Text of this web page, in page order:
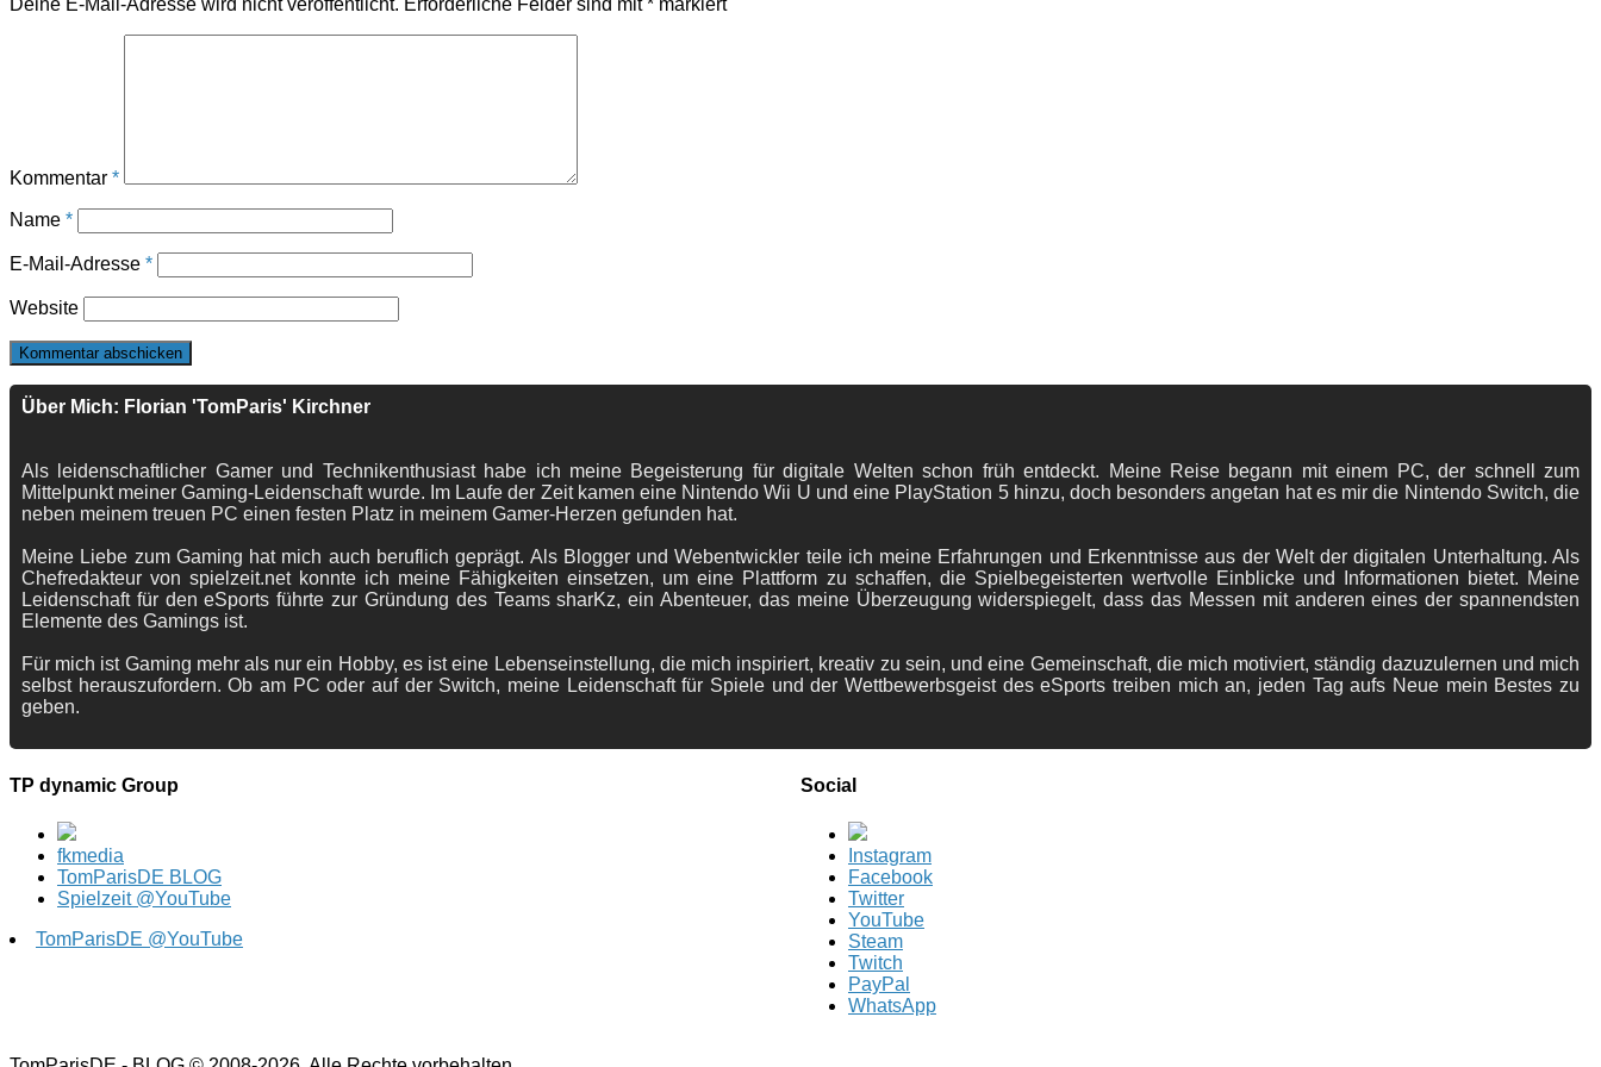
Deine E-Mail-Adresse wird nicht veröffentlicht. Erforderliche Felder sind mit* markiert
Kommentar *
Name *
E-Mail-Adresse *
Website
Über Mich: Florian 'TomParis' Kirchner
Als leidenschaftlicher Gamer und Technikenthusiast habe ich meine Begeisterung für digitale Welten schon früh entdeckt. Meine Reise begann mit einem PC, der schnell zum
Mittelpunkt meiner Gaming-Leidenschaft wurde. Im Laufe der Zeit kamen eine Nintendo Wii U und eine PlayStation 5 hinzu, doch besonders angetan hat es mir die Nintendo Switch, die
neben meinem treuen PC einen festen Platz in meinem Gamer-Herzen gefunden hat.
Meine Liebe zum Gaming hat mich auch beruflich geprägt. Als Blogger und Webentwickler teile ich meine Erfahrungen und Erkenntnisse aus der Welt der digitalen Unterhaltung. Als
Chefredakteur von spielzeit.net konnte ich meine Fähigkeiten einsetzen, um eine Plattform zu schaffen, die Spielbegeisterten wertvolle Einblicke und Informationen bietet. Meine
Leidenschaft für den eSports führte zur Gründung des Teams sharKz, ein Abenteuer, das meine Überzeugung widerspiegelt, dass das Messen mit anderen eines der spannendsten
Elemente des Gamings ist.
Für mich ist Gaming mehr als nur ein Hobby, es ist eine Lebenseinstellung, die mich inspiriert, kreativ zu sein, und eine Gemeinschaft, die mich motiviert, ständig dazuzulernen und mich
selbst herauszufordern. Ob am PC oder auf der Switch, meine Leidenschaft für Spiele und der Wettbewerbsgeist des eSports treiben mich an, jeden Tag aufs Neue mein Bestes zu
geben.
TP dynamic Group
fkmedia
TomParisDE BLOG
Spielzeit @YouTube
TomParisDE @YouTube
Social
Instagram
Facebook
Twitter
YouTube
Steam
Twitch
PayPal
WhatsApp